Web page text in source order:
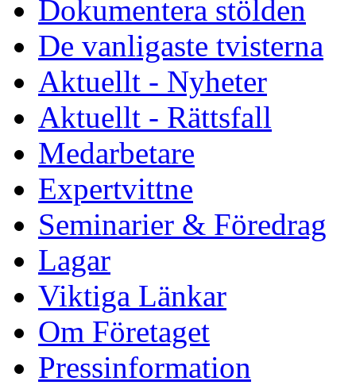
Dokumentera stölden
De vanligaste tvisterna
Aktuellt - Nyheter
Aktuellt - Rättsfall
Medarbetare
Expertvittne
Seminarier & Föredrag
Lagar
Viktiga Länkar
Om Företaget
Pressinformation